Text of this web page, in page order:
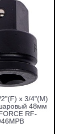
х 3/4"(М)
48мм
RF-